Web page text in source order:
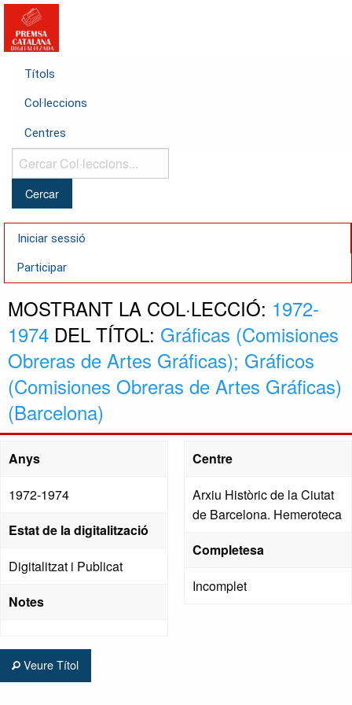
Títols
Col·leccions
Centres
Cercar
Col·leccions...
Iniciar sessió
Participar
MOSTRANT LA COL·LECCIÓ: 1972-
1974 DEL TÍTOL: Gráficas (Comisiones
Obreras de Artes Gráficas); Gráficos
(Comisiones Obreras de Artes Gráficas)
(Barcelona)
Anys
1972-1974
Estat de la digitalització
Digitalitzat i Publicat
Notes
Centre
Arxiu Històric de la Ciutat
de Barcelona. Hemeroteca
Completesa
Incomplet
Veure Títol